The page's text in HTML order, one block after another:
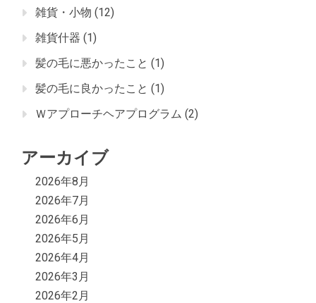
雑貨・小物 (12)
雑貨什器 (1)
髪の毛に悪かったこと (1)
髪の毛に良かったこと (1)
Ｗアプローチヘアプログラム (2)
アーカイブ
2026年8月
2026年7月
2026年6月
2026年5月
2026年4月
2026年3月
2026年2月